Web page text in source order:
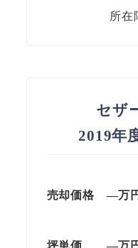
所
セザ
2019年
売却価格 —万
坪単価 —万